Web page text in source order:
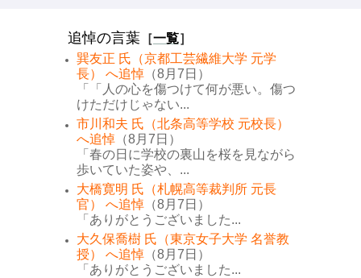
追悼の言葉 ［一覧］
巽友正 氏（京都工芸繊維大学 元学
長） へ追悼 （8月7日）
「「人の心を傷つけて何が悪い。傷つ
けただけじゃない...
市川和夫 氏（北条高等学校 元校長）
へ追悼 （8月7日）
「春の日に学校の裏山を桜を見ながら
歩いていた姿や、...
大橋寛明 氏（札幌高等裁判所 元長
官） へ追悼 （8月7日）
「ありがとうございました...
大久保喬樹 氏（東京女子大学 名誉教
授） へ追悼 （8月7日）
「ありがとうございました...